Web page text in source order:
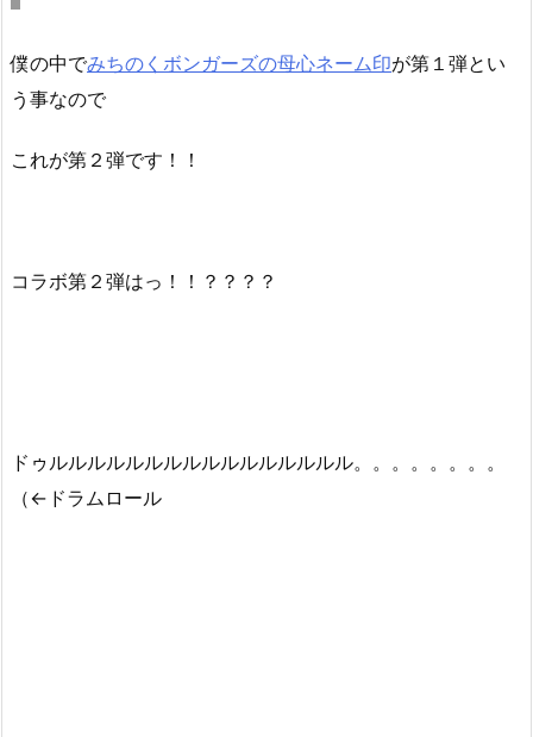
僕の中でみちのくボンガーズの母心ネーム印が第１弾とい
う事なので
これが第２弾です！！
コラボ第２弾はっ！！？？？？
ドゥルルルルルルルルルルルルルルルル。。。。。。。。
（←ドラムロール